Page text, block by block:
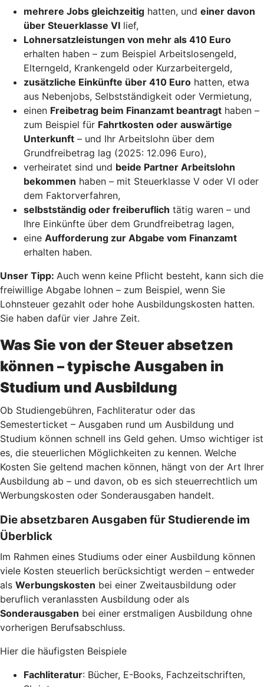
mehrere Jobs gleichzeitig hatten, und einer davon
über Steuerklasse VI lief,
Lohnersatzleistungen von mehr als 410 Euro
erhalten haben – zum Beispiel Arbeitslosengeld,
Elterngeld, Krankengeld oder Kurzarbeitergeld,
zusätzliche Einkünfte über 410 Euro hatten, etwa
aus Nebenjobs, Selbstständigkeit oder Vermietung,
einen Freibetrag beim Finanzamt beantragt haben –
zum Beispiel für Fahrtkosten oder auswärtige
Unterkunft – und Ihr Arbeitslohn über dem
Grundfreibetrag lag (2025: 12.096 Euro),
verheiratet sind und beide Partner Arbeitslohn
bekommen haben – mit Steuerklasse V oder VI oder
dem Faktorverfahren,
selbstständig oder freiberuflich tätig waren – und
Ihre Einkünfte über dem Grundfreibetrag lagen,
eine Aufforderung zur Abgabe vom Finanzamt
erhalten haben.
Unser Tipp: Auch wenn keine Pflicht besteht, kann sich die
freiwillige Abgabe lohnen – zum Beispiel, wenn Sie
Lohnsteuer gezahlt oder hohe Ausbildungskosten hatten.
Sie haben dafür vier Jahre Zeit.
Was Sie von der Steuer absetzen
können – typische Ausgaben in
Studium und Ausbildung
Ob Studiengebühren, Fachliteratur oder das
Semesterticket – Ausgaben rund um Ausbildung und
Studium können schnell ins Geld gehen. Umso wichtiger ist
es, die steuerlichen Möglichkeiten zu kennen. Welche
Kosten Sie geltend machen können, hängt von der Art Ihrer
Ausbildung ab – und davon, ob es sich steuerrechtlich um
Werbungskosten oder Sonderausgaben handelt.
Die absetzbaren Ausgaben für Studierende im
Überblick
Im Rahmen eines Studiums oder einer Ausbildung können
viele Kosten steuerlich berücksichtigt werden – entweder
als Werbungskosten bei einer Zweitausbildung oder
beruflich veranlassten Ausbildung oder als
Sonderausgaben bei einer erstmaligen Ausbildung ohne
vorherigen Berufsabschluss.
Hier die häufigsten Beispiele
Fachliteratur: Bücher, E-Books, Fachzeitschriften,